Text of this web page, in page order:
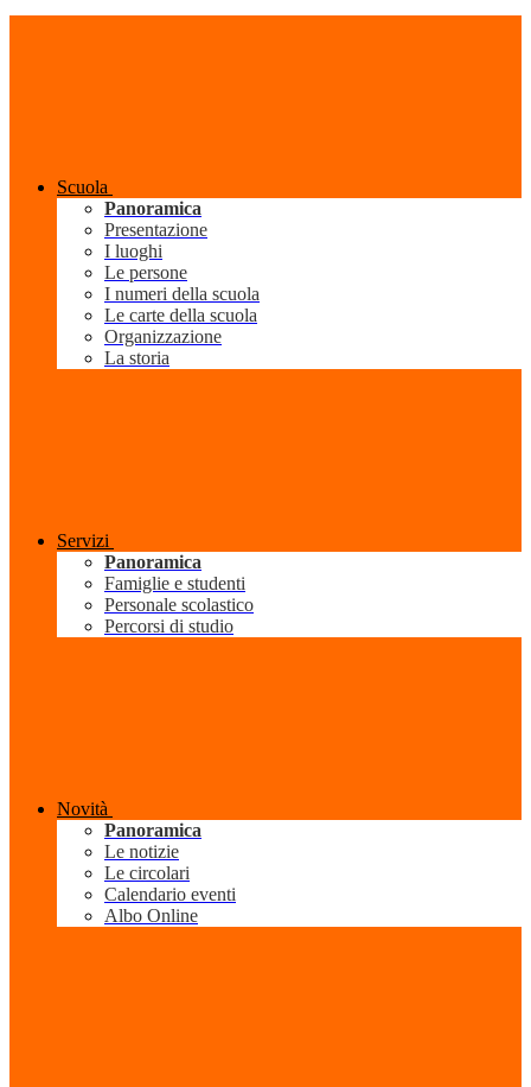
Scuola
Panoramica
Presentazione
I luoghi
Le persone
I numeri della scuola
Le carte della scuola
Organizzazione
La storia
Servizi
Panoramica
Famiglie e studenti
Personale scolastico
Percorsi di studio
Novità
Panoramica
Le notizie
Le circolari
Calendario eventi
Albo Online